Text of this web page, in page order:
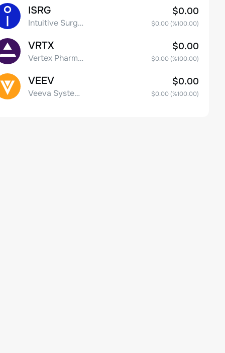
ISRG
Intuitive Surgical Inc.
$0.00
$0.00(%100.00)
VRTX
Vertex Pharmaceuticals Inc
$0.00
$0.00(%100.00)
VEEV
Veeva Systems Inc.
$0.00
$0.00(%100.00)